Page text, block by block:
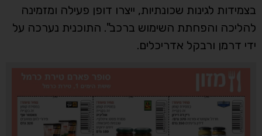
בצמידות לגינות שכונתיות, ייצרו דופן פעילה ומזמינה
להליכה והפחתת השימוש ברכב". התוכנית נערכה על
ידי דרמן ורבקל אדריכלים.